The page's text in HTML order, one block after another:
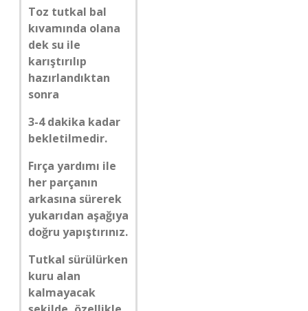
Toz tutkal bal
kıvamında olana
dek su ile
karıştırılıp
hazırlandıktan
sonra
3-4 dakika kadar
bekletilmedir.
Fırça yardımı ile
her parçanın
arkasına sürerek
yukarıdan aşağıya
doğru yapıştırınız.
Tutkal sürülürken
kuru alan
kalmayacak